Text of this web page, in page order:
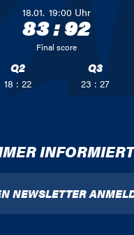
18.01. 19:00 Uhr
83:92
Final score
Q2
18 : 22
Q3
23 : 27
INFORMIERT
NEWSLETTER